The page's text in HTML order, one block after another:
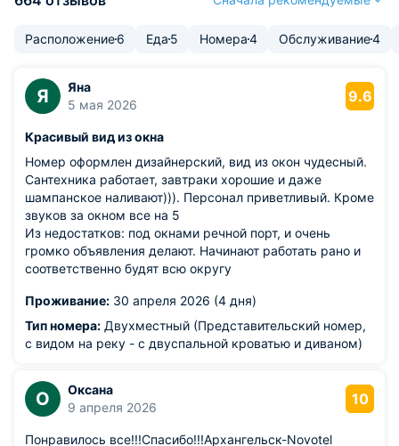
Расположение6 Еда 5 Номера4 Обслуживание4
Я
Яна
5 мая 2026
9.6
Красивый вид из окна
Номер оформлен дизайнерский, вид из окон чудесный.
Сантехника работает, завтраки хорошие и даже
шампанское наливают))). Персонал приветливый. Кроме
звуков за окном все на 5
Из недостатков: под окнами речной порт, и очень
громко объявления делают. Начинают работать рано и
соответственно будят всю округу
Проживание: 30 апреля 2026 (4 дня)
Тип номера: Двухместный (Представительский номер,
с видом на реку - с двуспальной кроватью и диваном)
О
Оксана
9 апреля 2026
10
Понравилось все!!!Спасибо!!!Архангельск-Novotel